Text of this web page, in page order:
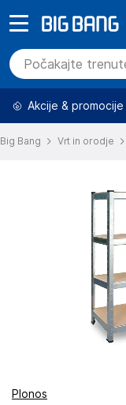
Akcije & promocije
Big Bang Vrt in orodje
Plonos